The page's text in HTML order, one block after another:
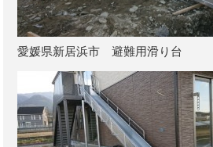
愛媛県新居浜市 避難用滑り台